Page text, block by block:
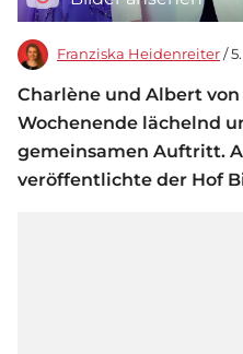
Franziska Heidenreiter /
Charlène und Albert
Wochenende lächelnd
gemeinsamen Auftritt.
veröffentlichte der Hof